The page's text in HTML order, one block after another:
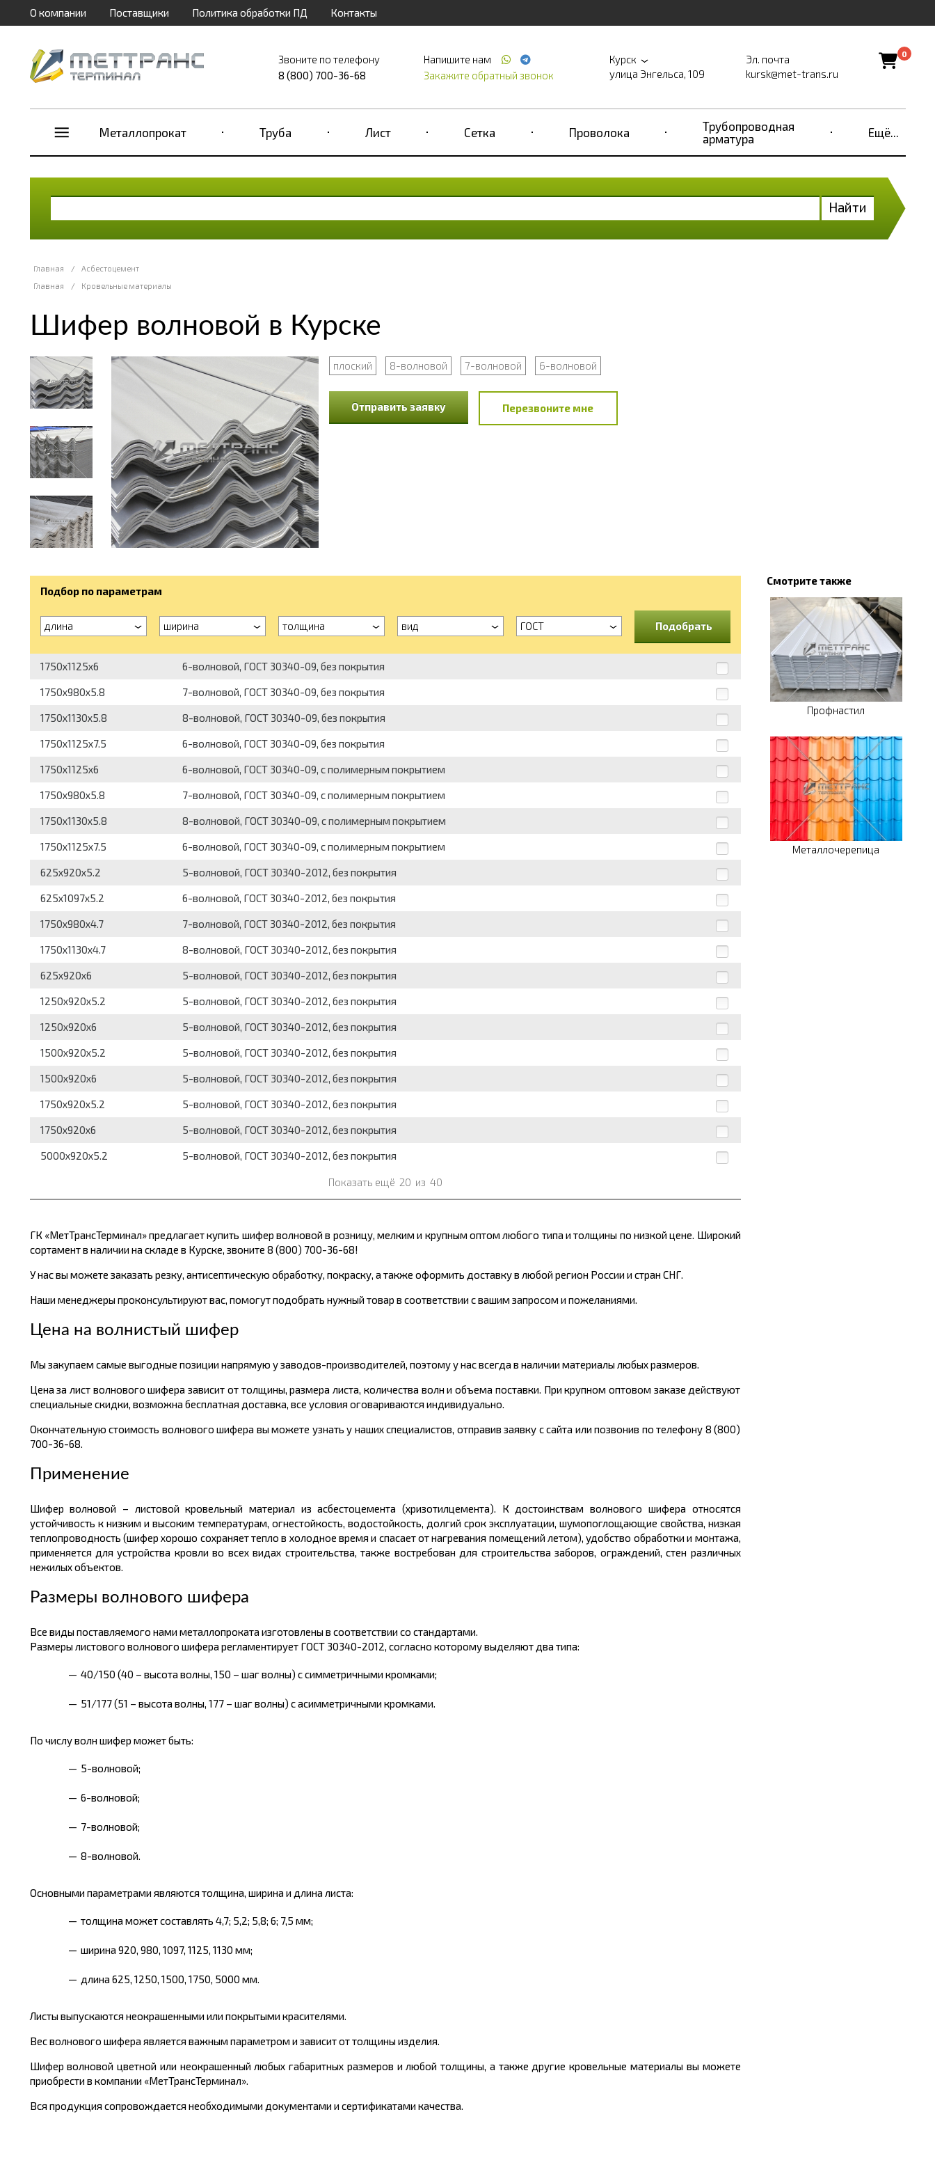
О компании Поставщики Политика обработки ПД Контакты
Звоните по телефону
8 (800) 700-36-68
Напишите нам
Закажите обратный звонок
Курск
улица Энгельса, 109
Эл. почта
kursk@met-trans.ru
0
Металлопрокат Труба Лист Сетка Проволока
Трубопроводная
арматура
Ещё...
Найти
Главная /
Асбестоцемент
Главная
/ Кровельные материалы
Шифер волновой в Курске
плоский 8-волновой 7-волновой 6-волновой
Отправить заявку Перезвоните мне
Подбор по параметрам
длина ширина толщина вид ГОСТ Подобрать
1750x1125x6 6-волновой, ГОСТ 30340-09, без покрытия
1750x980x5.8 7-волновой, ГОСТ 30340-09, без покрытия
1750x1130x5.8 8-волновой, ГОСТ 30340-09, без покрытия
1750x1125x7.5 6-волновой, ГОСТ 30340-09, без покрытия
1750x1125x6 6-волновой, ГОСТ 30340-09, с полимерным покрытием
1750x980x5.8 7-волновой, ГОСТ 30340-09, с полимерным покрытием
1750x1130x5.8 8-волновой, ГОСТ 30340-09, с полимерным покрытием
1750x1125x7.5 6-волновой, ГОСТ 30340-09, с полимерным покрытием
625x920x5.2 5-волновой, ГОСТ 30340-2012, без покрытия
625x1097x5.2 6-волновой, ГОСТ 30340-2012, без покрытия
1750x980x4.7 7-волновой, ГОСТ 30340-2012, без покрытия
1750x1130x4.7 8-волновой, ГОСТ 30340-2012, без покрытия
625x920x6 5-волновой, ГОСТ 30340-2012, без покрытия
1250x920x5.2 5-волновой, ГОСТ 30340-2012, без покрытия
1250x920x6 5-волновой, ГОСТ 30340-2012, без покрытия
1500x920x5.2 5-волновой, ГОСТ 30340-2012, без покрытия
1500x920x6 5-волновой, ГОСТ 30340-2012, без покрытия
1750x920x5.2 5-волновой, ГОСТ 30340-2012, без покрытия
1750x920x6 5-волновой, ГОСТ 30340-2012, без покрытия
5000x920x5.2 5-волновой, ГОСТ 30340-2012, без покрытия
Показать ещё 20 из 40
ГК «МетТрансТерминал» предлагает купить шифер волновой в розницу, мелким и крупным оптом любого типа и толщины по низкой цене. Широкий
сортамент в наличии на складе в Курске, звоните 8 (800) 700-36-68!
У нас вы можете заказать резку, антисептическую обработку, покраску, а также оформить доставку в любой регион России и стран СНГ.
Наши менеджеры проконсультируют вас, помогут подобрать нужный товар в соответствии с вашим запросом и пожеланиями.
Цена на волнистый шифер
Мы закупаем самые выгодные позиции напрямую у заводов-производителей, поэтому у нас всегда в наличии материалы любых размеров.
Цена за лист волнового шифера зависит от толщины, размера листа, количества волн и объема поставки. При крупном оптовом заказе действуют
специальные скидки, возможна бесплатная доставка, все условия оговариваются индивидуально.
Окончательную стоимость волнового шифера вы можете узнать у наших специалистов, отправив заявку с сайта или позвонив по телефону 8 (800)
700-36-68.
Применение
Шифер волновой – листовой кровельный материал из асбестоцемента (хризотилцемента). К достоинствам волнового шифера относятся
устойчивость к низким и высоким температурам, огнестойкость, водостойкость, долгий срок эксплуатации, шумопоглощающие свойства, низкая
теплопроводность (шифер хорошо сохраняет тепло в холодное время и спасает от нагревания помещений летом), удобство обработки и монтажа,
применяется для устройства кровли во всех видах строительства, также востребован для строительства заборов, ограждений, стен различных
нежилых объектов.
Размеры волнового шифера
Все виды поставляемого нами металлопроката изготовлены в соответствии со стандартами.
Размеры листового волнового шифера регламентирует ГОСТ 30340-2012, согласно которому выделяют два типа:
40/150 (40 – высота волны, 150 – шаг волны) с симметричными кромками;
51/177 (51 – высота волны, 177 – шаг волны) с асимметричными кромками.
По числу волн шифер может быть:
5-волновой;
6-волновой;
7-волновой;
8-волновой.
Основными параметрами являются толщина, ширина и длина листа:
толщина может составлять 4,7; 5,2; 5,8; 6; 7,5 мм;
ширина 920, 980, 1097, 1125, 1130 мм;
длина 625, 1250, 1500, 1750, 5000 мм.
Листы выпускаются неокрашенными или покрытыми красителями.
Вес волнового шифера является важным параметром и зависит от толщины изделия.
Шифер волновой цветной или неокрашенный любых габаритных размеров и любой толщины, а также другие кровельные материалы вы можете
приобрести в компании «МетТрансТерминал».
Вся продукция сопровождается необходимыми документами и сертификатами качества.
Смотрите также
Профнастил
Металлочерепица